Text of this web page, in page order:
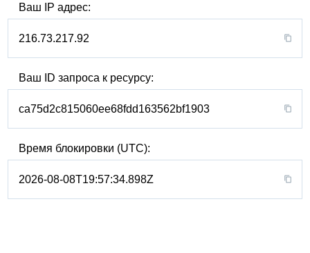
Ваш IP адрес:
216.73.217.92
Ваш ID запроса к ресурсу:
ca75d2c815060ee68fdd163562bf1903
Время блокировки (UTC):
2026-08-08T19:57:34.898Z